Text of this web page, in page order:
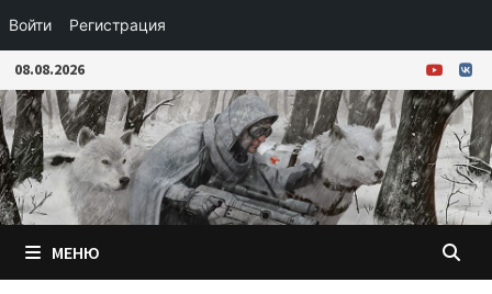
Войти Регистрация
Перейти
к
содержимому
08.08.2026
МЕНЮ